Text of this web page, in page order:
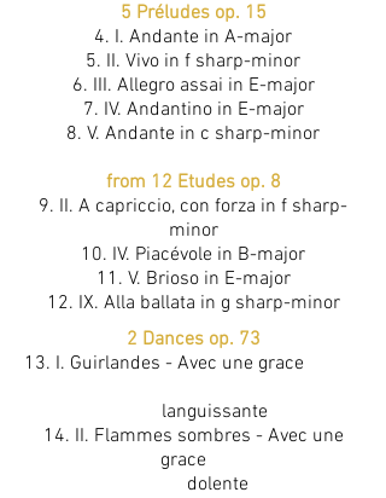
5 Préludes op. 15
4. I. Andante in A-major
5. II. Vivo in f sharp-minor
6. III. Allegro assai in E-major
7. IV. Andantino in E-major
8. V. Andante in c sharp-minor
from 12 Etudes op. 8
9. II. A capriccio, con forza in f sharp-
minor
10. IV. Piacévole in B-major
11. V. Brioso in E-major
12. IX. Alla ballata in g sharp-minor
2 Dances op. 73
13. I. Guirlandes - Avec une grace
languissante
14. II. Flammes sombres - Avec une
grace
dolente